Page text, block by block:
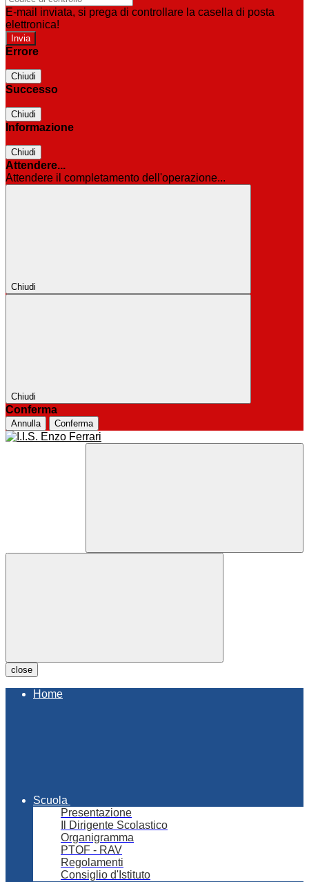
E-mail inviata, si prega di controllare la casella di posta
elettronica!
Errore
Chiudi
Successo
Chiudi
Informazione
Chiudi
Attendere...
Attendere il completamento dell'operazione...
Chiudi
Chiudi
Conferma
Annulla Conferma
close
Home
Scuola
Presentazione
Il Dirigente Scolastico
Organigramma
PTOF - RAV
Regolamenti
Consiglio d'Istituto